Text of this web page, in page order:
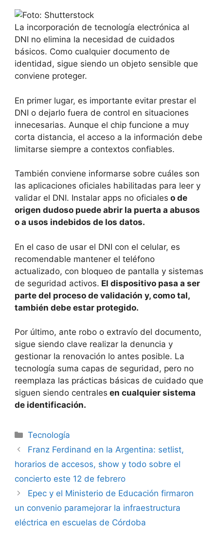
La incorporación de tecnología electrónica al
DNI no elimina la necesidad de cuidados
básicos. Como cualquier documento de
identidad, sigue siendo un objeto sensible que
conviene proteger.
En primer lugar, es importante evitar prestar el
DNI o dejarlo fuera de control en situaciones
innecesarias. Aunque el chip funcione a muy
corta distancia, el acceso a la información debe
limitarse siempre a contextos confiables.
También conviene informarse sobre cuáles son
las aplicaciones oficiales habilitadas para leer y
validar el DNI. Instalar apps no oficiales o de
origen dudoso puede abrir la puerta a abusos
o a usos indebidos de los datos.
En el caso de usar el DNI con el celular, es
recomendable mantener el teléfono
actualizado, con bloqueo de pantalla y sistemas
de seguridad activos. El dispositivo pasa a ser
parte del proceso de validación y, como tal,
también debe estar protegido.
Por último, ante robo o extravío del documento,
sigue siendo clave realizar la denuncia y
gestionar la renovación lo antes posible. La
tecnología suma capas de seguridad, pero no
reemplaza las prácticas básicas de cuidado que
siguen siendo centrales en cualquier sistema
de identificación.
Tecnología
Franz Ferdinand en la Argentina: setlist,
horarios de accesos, show y todo sobre el
concierto este 12 de febrero
Epec y el Ministerio de Educación firmaron
un convenio paramejorar la infraestructura
eléctrica en escuelas de Córdoba